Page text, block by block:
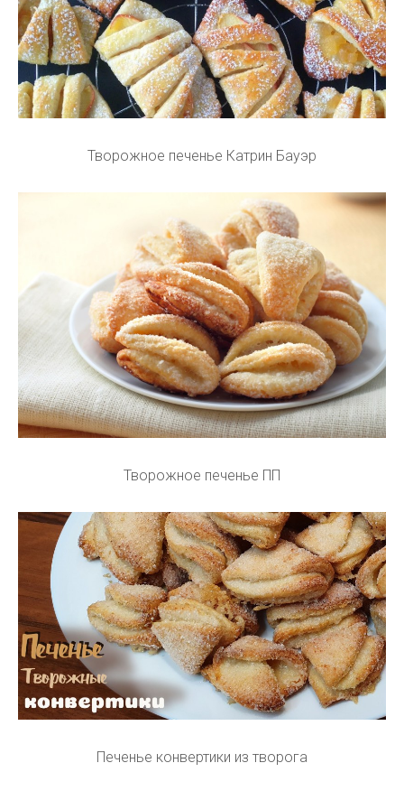
Творожное печенье Катрин Бауэр
Творожное печенье ПП
Печенье конвертики из творога